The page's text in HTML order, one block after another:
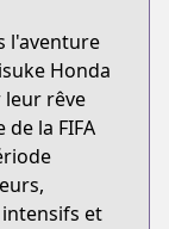
l'aventure
Honda
leur rêve
la FIFA
et